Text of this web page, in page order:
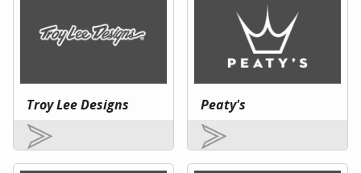
Troy Lee Designs Peaty's